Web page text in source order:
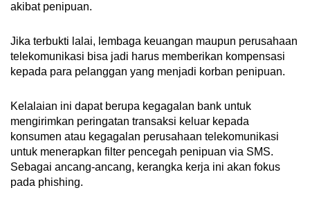
akibat penipuan.
Jika terbukti lalai, lembaga keuangan maupun perusahaan
telekomunikasi bisa jadi harus memberikan kompensasi
kepada para pelanggan yang menjadi korban penipuan.
Kelalaian ini dapat berupa kegagalan bank untuk
mengirimkan peringatan transaksi keluar kepada
konsumen atau kegagalan perusahaan telekomunikasi
untuk menerapkan filter pencegah penipuan via SMS.
Sebagai ancang-ancang, kerangka kerja ini akan fokus
pada phishing.